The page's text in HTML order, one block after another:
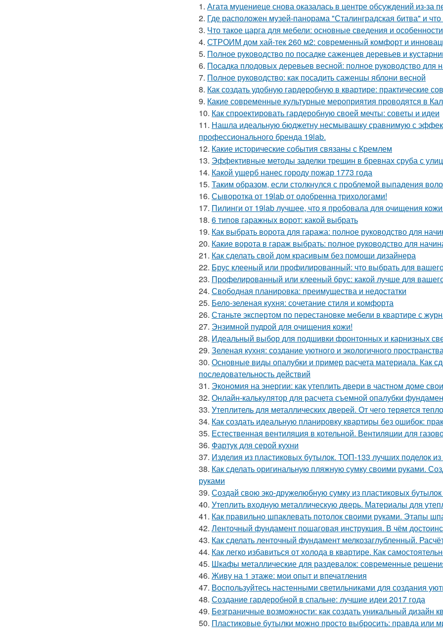
1. Агата муцениеце снова оказалась в центре обсуждений из-за
2. Где расположен музей-панорама "Сталинградская битва" и
3. Что такое царга для мебели: основные сведения и особенности
4. СТРОИМ дом хай-тек 260 м2: современный комфорт и
5. Полное руководство по посадке саженцев деревьев и
6. Посадка плодовых деревьев весной: полное руководство для
7. Полное руководство: как посадить саженцы яблони весной
8. Как создать удобную гардеробную в квартире: практические
9. Какие современные культурные мероприятия проводятся в
10. Как спроектировать гардеробную своей мечты: советы и идеи
11. Нашла идеальную бюджетну несмывашку сравнимую с
профессионального бренда 19lab.
12. Какие исторические события связаны с Кремлем
13. Эффективные методы заделки трещин в бревнах сруба с
14. Какой ущерб нанес городу пожар 1773 года
15. Таким образом, если столкнулся с проблемой выпадения
16. Сыворотка от 19lab от одобренна трихологами!
17. Пилинги от 19lab лучшее, что я пробовала для очищения
18. 6 типов гаражных ворот: какой выбрать
19. Как выбрать ворота для гаража: полное руководство для
20. Какие ворота в гараж выбрать: полное руководство для
21. Как сделать свой дом красивым без помощи дизайнера
22. Брус клееный или профилированный: что выбрать для
23. Профелированный или клееный брус: какой лучше для
24. Свободная планировка: преимущества и недостатки
25. Бело-зеленая кухня: сочетание стиля и комфорта
26. Станьте экспертом по перестановке мебели в квартире с
27. Энзимной пудрой для очищения кожи!
28. Идеальный выбор для подшивки фронтонных и карнизных
29. Зеленая кухня: создание уютного и экологичного
30. Основные виды опалубки и пример расчета материала. Как
последовательность действий
31. Экономия на энергии: как утеплить двери в частном доме
32. Онлайн-калькулятор для расчета съемной опалубки
33. Утеплитель для металлических дверей. От чего теряется
34. Как создать идеальную планировку квартиры без ошибок:
35. Естественная вентиляция в котельной. Вентиляции для
36. Фартук для серой кухни
37. Изделия из пластиковых бутылок. ТОП-133 лучших поделок
38. Как сделать оригинальную пляжную сумку своими руками.
руками
39. Создай свою эко-дружелюбную сумку из пластиковых бутылок
40. Утеплить входную металлическую дверь. Материалы для
41. Как правильно шпаклевать потолок своими руками. Этапы
42. Ленточный фундамент пошаговая инструкция. В чём
43. Как сделать ленточный фундамент мелкозаглубленный.
44. Как легко избавиться от холода в квартире. Как
45. Шкафы металлические для раздевалок: современные
46. Живу на 1 этаже: мои опыт и впечатления
47. Воспользуйтесь настенными светильниками для создания
48. Создание гардеробной в спальне: лучшие идеи 2017 года
49. Безграничные возможности: как создать уникальный дизайн
50. Пластиковые бутылки можно просто выбросить: правда или